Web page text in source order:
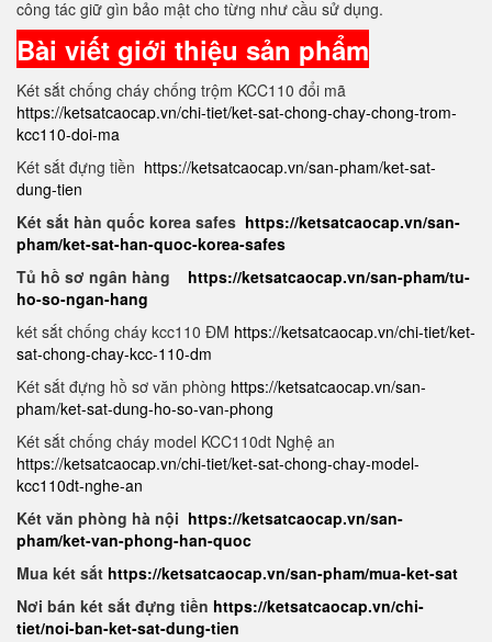
công tác giữ gìn bảo mật cho từng như cầu sử dụng.
Bài viết giới thiệu sản phẩm
Két sắt chống cháy chống trộm KCC110 đổi mã
https://ketsatcaocap.vn/chi-tiet/ket-sat-chong-chay-chong-trom-
kcc110-doi-ma
Két sắt đựng tiền https://ketsatcaocap.vn/san-pham/ket-sat-
dung-tien
Két sắt hàn quốc korea safes https://ketsatcaocap.vn/san-
pham/ket-sat-han-quoc-korea-safes
Tủ hồ sơ ngân hàng https://ketsatcaocap.vn/san-pham/tu-
ho-so-ngan-hang
két sắt chống cháy kcc110 ĐM https://ketsatcaocap.vn/chi-tiet/ket-
sat-chong-chay-kcc-110-dm
Két sắt đựng hồ sơ văn phòng https://ketsatcaocap.vn/san-
pham/ket-sat-dung-ho-so-van-phong
Két sắt chống cháy model KCC110dt Nghệ an
https://ketsatcaocap.vn/chi-tiet/ket-sat-chong-chay-model-
kcc110dt-nghe-an
Két văn phòng hà nội https://ketsatcaocap.vn/san-
pham/ket-van-phong-han-quoc
Mua két sắt https://ketsatcaocap.vn/san-pham/mua-ket-sat
Nơi bán két sắt đựng tiền https://ketsatcaocap.vn/chi-
tiet/noi-ban-ket-sat-dung-tien